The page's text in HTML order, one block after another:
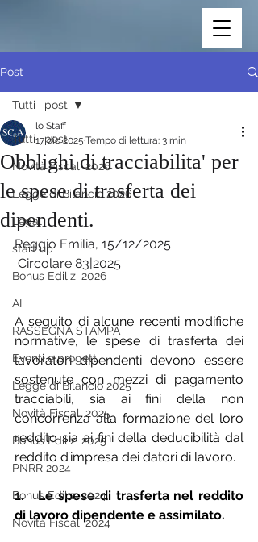
Post
Tutti i post
Novità Fiscali 2026
Legge di Bilancio 2026
Legal
start up
Bonus Edilizi 2026
AI
RASSEGNA STAMPA
Eventi e progetti
Legge di Bilancio 2025
Novità Fiscali 2025
Bonus Edilizi 2025
PNRR 2024
Bonus Edilizi 2024
Novità Fiscali 2024
Tutti i post
Obblighi di tracciabilita' per
le spese di trasferta dei
dipendenti.
lo Staff
17 dic 2025 Tempo di lettura: 3 min
Reggio Emilia, 15/12/2025
Circolare 83|2025
A seguito di alcune recenti modifiche
normative, le spese di trasferta dei
lavoratori dipendenti devono essere
sostenute con mezzi di pagamento
tracciabili, sia ai fini della non
concorrenza alla formazione del loro
reddito sia ai fini della deducibilità dal
reddito d’impresa dei datori di lavoro.
1.   Le spese di trasferta nel reddito
di lavoro dipendente e assimilato.